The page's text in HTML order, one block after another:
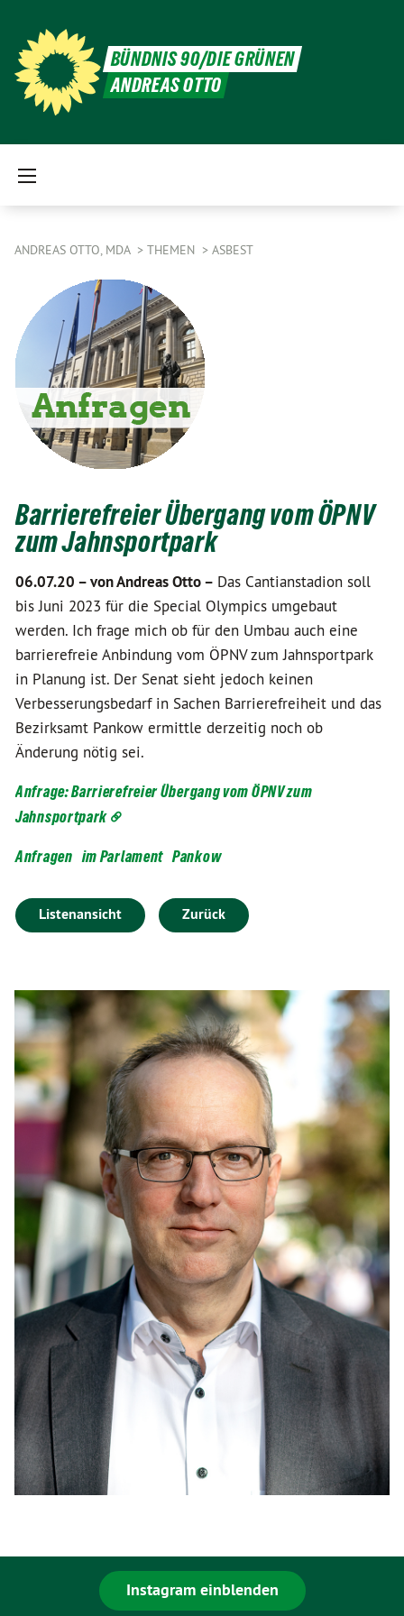
BÜNDNIS 90/DIE GRÜNEN
ANDREAS OTTO
ANDREAS OTTO, MDA THEMEN ASBEST
Barrierefreier Übergang vom ÖPNV
zum Jahnsportpark
06.07.20 –von Andreas Otto – Das Cantianstadion soll
bis Juni 2023 für die Special Olympics umgebaut
werden. Ich frage mich ob für den Umbau auch eine
barrierefreie Anbindung vom ÖPNV zum Jahnsportpark
in Planung ist. Der Senat sieht jedoch keinen
Verbesserungsbedarf in Sachen Barrierefreiheit und das
Bezirksamt Pankow ermittle derzeitig noch ob
Änderung nötig sei.
Anfrage: Barrierefreier Übergang vom ÖPNV zum
Jahnsportpark
Anfragen im Parlament Pankow
Listenansicht Zurück
Instagram einblenden